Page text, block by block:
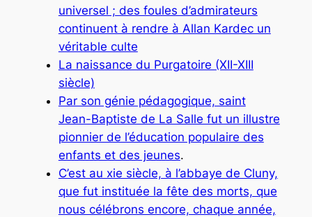
universel ; des foules d’admirateurs
continuent à rendre à Allan Kardec un
véritable culte
La naissance du Purgatoire (XII-XIII
siècle)
Par son génie pédagogique, saint
Jean-Baptiste de La Salle fut un illustre
pionnier de l’éducation populaire des
enfants et des jeunes.
C’est au xie siècle, à l’abbaye de Cluny,
que fut instituée la fête des morts, que
nous célébrons encore, chaque année,